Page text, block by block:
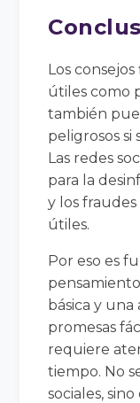
Los
útiles como
también
peligrosos si
Las redes
para la
y los fraudes
útiles.
Por eso es
básica y
promesas
requiere
tiempo. No
sociales,